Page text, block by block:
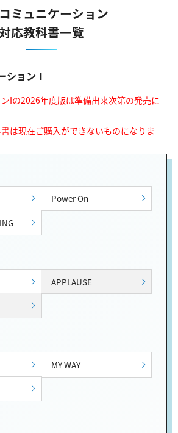
ミュニケーション
応教科書一覧
ションⅠ
Iの2026年度版は準備出来次第の発売に
は現在ご購入ができないものになりま
Power On
APPLAUSE
MY WAY